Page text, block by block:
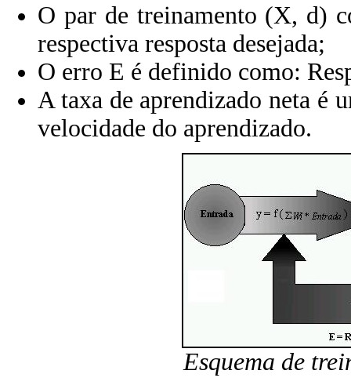
O par de treinamento (X, d)
respectiva resposta desejada;
O erro E é definido como:
A taxa de aprendizado neta é
velocidade do aprendizado.
Esquema de